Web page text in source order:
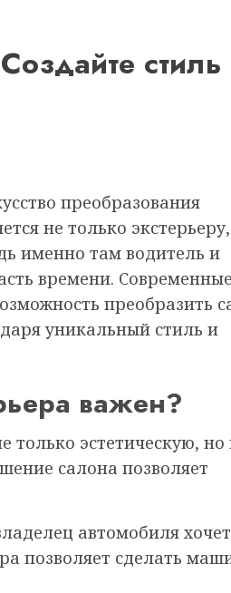
стиль
преобразования
не только
именно там водитель и
времени. Современные
преобразить
уникальный стиль и
важен?
только эстетическую, но
салона позволяет
автомобиля хочет
позволяет сделать